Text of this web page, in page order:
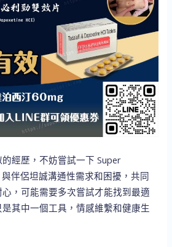
經歷，不妨嘗試一下 Super
伴侶坦誠溝通性需求和困擾，共同
，可能需要多次嘗試才能找到最適
其中一個工具，情感維繫和健康生